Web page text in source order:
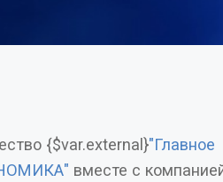
{$var.external}"Главное
вместе с